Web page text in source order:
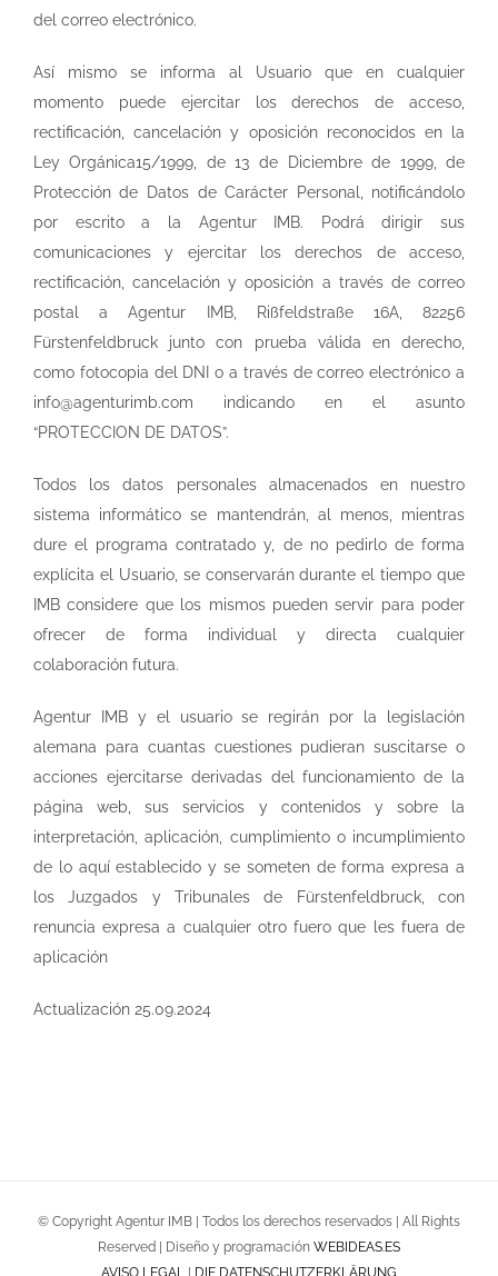
del correo electrónico.
Así mismo se informa al Usuario que en cualquier
momento puede ejercitar los derechos de acceso,
rectificación, cancelación y oposición reconocidos en la
Ley Orgánica15/1999, de 13 de Diciembre de 1999, de
Protección de Datos de Carácter Personal, notificándolo
por escrito a la Agentur IMB. Podrá dirigir sus
comunicaciones y ejercitar los derechos de acceso,
rectificación, cancelación y oposición a través de correo
postal a Agentur IMB, Rißfeldstraße 16A, 82256
Fürstenfeldbruck junto con prueba válida en derecho,
como fotocopia del DNI o a través de correo electrónico a
info@agenturimb.com indicando en el asunto
“PROTECCION DE DATOS”.
Todos los datos personales almacenados en nuestro
sistema informático se mantendrán, al menos, mientras
dure el programa contratado y, de no pedirlo de forma
explícita el Usuario, se conservarán durante el tiempo que
IMB considere que los mismos pueden servir para poder
ofrecer de forma individual y directa cualquier
colaboración futura.
Agentur IMB y el usuario se regirán por la legislación
alemana para cuantas cuestiones pudieran suscitarse o
acciones ejercitarse derivadas del funcionamiento de la
página web, sus servicios y contenidos y sobre la
interpretación, aplicación, cumplimiento o incumplimiento
de lo aquí establecido y se someten de forma expresa a
los Juzgados y Tribunales de Fürstenfeldbruck, con
renuncia expresa a cualquier otro fuero que les fuera de
aplicación
Actualización 25.09.2024
© Copyright Agentur IMB | Todos los derechos reservados | All Rights
Reserved | Diseño y programación WEBIDEAS.ES
AVISO LEGAL
DIE DATENSCHUTZERKLÄRUNG